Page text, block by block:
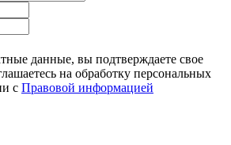
данные, вы подтверждаете свое
на обработку персональных
с Правовой информацией